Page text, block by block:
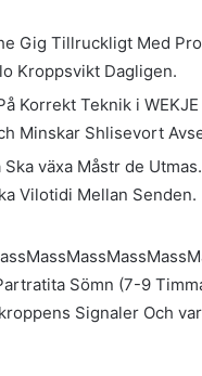
Gig Tillruckligt Med
Kroppsvikt Dagligen.
Korrekt Teknik i
Minskar Shlisevort
Ska växa Måstr de
Vilotidi Mellan Senden.
Sömn (7-9
Signaler Och